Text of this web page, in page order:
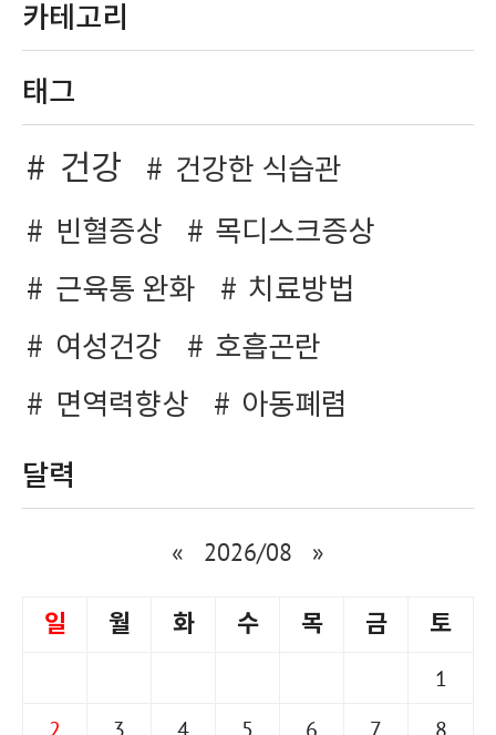
카테고리
태그
건강
건강한 식습관
빈혈증상
목디스크증상
근육통 완화
치료방법
여성건강
호흡곤란
면역력향상
아동폐렴
달력
« 2026/08 »
일 월 화 수 목 금 토
1
2
3 4 5 6 7 8